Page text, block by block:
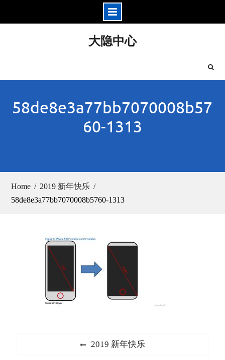
大隐中心
58de8e3a77bb7070008b57
60-1313
Home
2019 新年快乐
58de8e3a77bb7070008b5760-1313
Previous
2019 新年快乐